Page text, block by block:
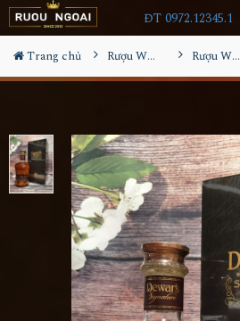
ĐT 0972.12345.1
Trang chủ Rượu Whisky Rượu Whisky Dewar's Signature